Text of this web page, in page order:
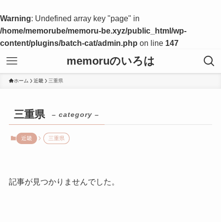
Warning: Undefined array key "page" in
/home/memorube/memoru-be.xyz/public_html/wp-
content/plugins/batch-cat/admin.php on line 147
memoruのいろは
ホーム 近畿 三重県
三重県 – category –
近畿 三重県
記事が見つかりませんでした。